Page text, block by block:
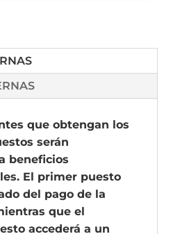
que obtengan los
serán
beneficios
El primer puesto
del pago de la
que el
accederá a un